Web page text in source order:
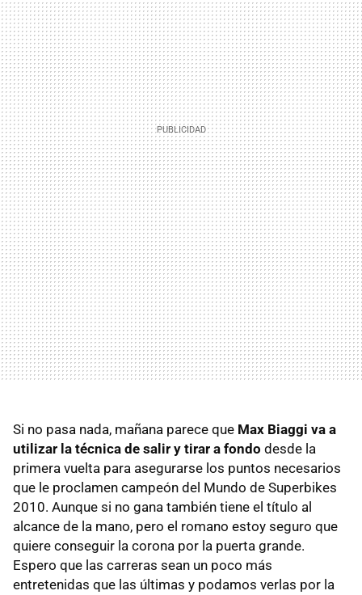
Si no pasa nada, mañana parece que Max Biaggi va a
utilizar la técnica de salir y tirar a fondo desde la
primera vuelta para asegurarse los puntos necesarios
que le proclamen campeón del Mundo de Superbikes
2010. Aunque si no gana también tiene el título al
alcance de la mano, pero el romano estoy seguro que
quiere conseguir la corona por la puerta grande.
Espero que las carreras sean un poco más
entretenidas que las últimas y podamos verlas por la